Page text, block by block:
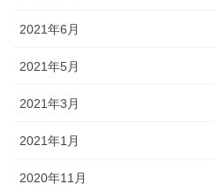
2021年6月
2021年5月
2021年3月
2021年1月
2020年11月